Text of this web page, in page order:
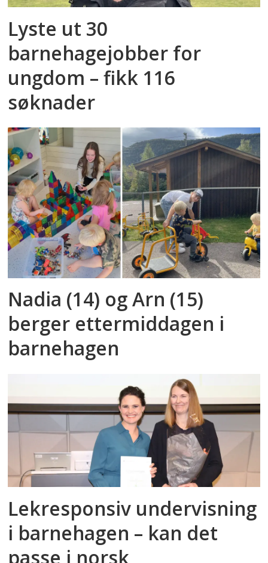
Lyste ut 30
barnehagejobber for
ungdom – fikk 116
søknader
Nadia (14) og Arn (15)
berger ettermiddagen i
barnehagen
Lekresponsiv undervisning
i barnehagen – kan det
passe i norsk